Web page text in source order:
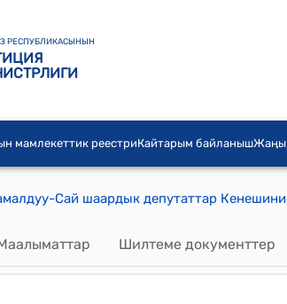
РЕСПУБЛИКАСЫНЫН
мамлекеттик реестриКайтарым байланышЖаңы
Шилтеме документтер